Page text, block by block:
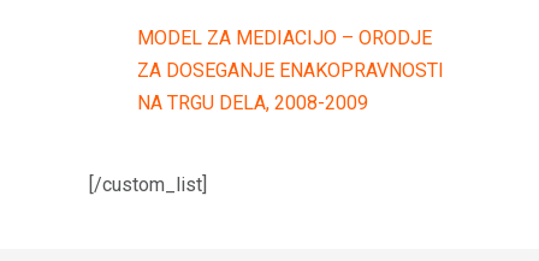
MODEL ZA MEDIACIJO – ORODJE
ZA DOSEGANJE ENAKOPRAVNOSTI
NA TRGU DELA, 2008-2009
[/custom_list]